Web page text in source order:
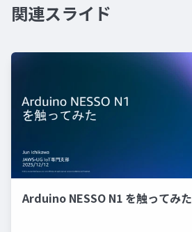
関連スライド
Arduino NESSO N1 を触ってみた